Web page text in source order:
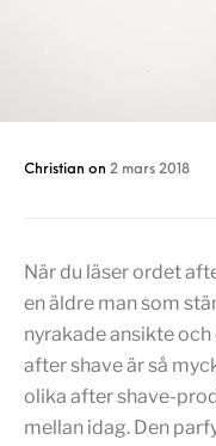
Christian on 2 mars 2018
När du läser ordet
en äldre man som
nyrakade ansikte
after shave är så
olika after shave-
mellan idag. Den